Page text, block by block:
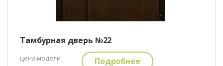
Тамбурная дверь №22
цена модели: Подробнее